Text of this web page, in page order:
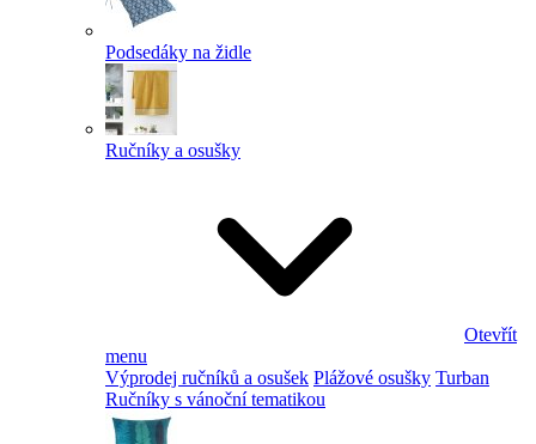
Podsedáky na židle
Ručníky a osušky
Otevřít
menu
Výprodej ručníků a osušek Plážové osušky Turban
Ručníky s vánoční tematikou